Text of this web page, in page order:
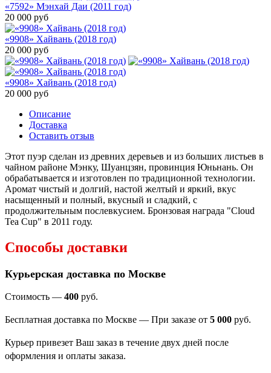
«7592» Мэнхай Даи (2011 год)
20 000 руб
«9908» Хайвань (2018 год)
20 000 руб
«9908» Хайвань (2018 год)
20 000 руб
Описание
Доставка
Оставить отзыв
Этот пуэр сделан из древних деревьев и из больших листьев в
чайном районе Мэнку, Шуанцзян, провинция Юньнань. Он
обрабатывается и изготовлен по традиционной технологии.
Аромат чистый и долгий, настой желтый и яркий, вкус
насыщенный и полный, вкусный и сладкий, с
продолжительным послевкусием. Бронзовая награда "Cloud
Tea Cup" в 2011 году.
Способы доставки
Курьерская доставка по Москве
Стоимость — 400 руб.
Бесплатная доставка по Москве — При заказе от 5 000 руб.
Курьер привезет Ваш заказ в течение двух дней после
оформления и оплаты заказа.